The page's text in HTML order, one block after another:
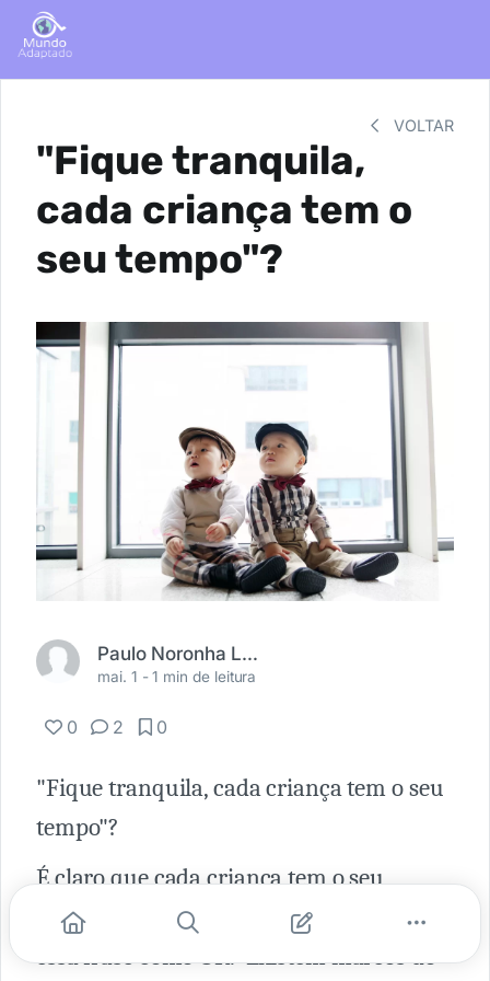
VOLTAR
"Fique tranquila,
cada criança tem o
seu tempo"?
Paulo Noronha Liberalesso
mai. 1 -1 min de leitura
0 2 0
"Fique tranquila, cada criança tem o seu
tempo"?
É claro que cada criança tem o seu
tempo, mas não podemos compreender
essa frase como OK. Existem marcos do